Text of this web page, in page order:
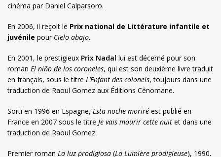
cinéma par Daniel Calparsoro.
En 2006, il reçoit le Prix national de Littérature infantile et
juvénile pour Cielo abajo.
En 2001, le prestigieux Prix Nadal lui est décerné pour son
roman El niño de los coroneles, qui est son deuxième livre traduit
en français, sous le titre L’Enfant des colonels, toujours dans une
traduction de Raoul Gomez aux Éditions Cénomane.
Sorti en 1996 en Espagne, Esta noche moriré est publié en
France en 2007 sous le titre Je vais mourir cette nuit et dans une
traduction de Raoul Gomez.
Premier roman La luz prodigiosa (La Lumière prodigieuse), 1990.